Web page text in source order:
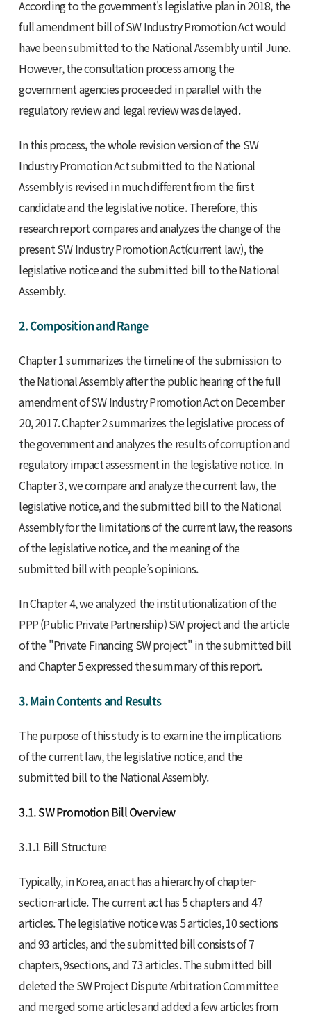
According to the government's legislative plan in 2018, the
full amendment bill of SW Industry Promotion Act would
have been submitted to the National Assembly until June.
However, the consultation process among the
government agencies proceeded in parallel with the
regulatory review and legal review was delayed.
In this process, the whole revision version of the SW
Industry Promotion Act submitted to the National
Assembly is revised in much different from the first
candidate and the legislative notice. Therefore, this
research report compares and analyzes the change of the
present SW Industry Promotion Act(current law), the
legislative notice and the submitted bill to the National
Assembly.
2. Composition and Range
Chapter 1 summarizes the timeline of the submission to
the National Assembly after the public hearing of the full
amendment of SW Industry Promotion Act on December
20, 2017. Chapter 2 summarizes the legislative process of
the government and analyzes the results of corruption and
regulatory impact assessment in the legislative notice. In
Chapter 3, we compare and analyze the current law, the
legislative notice, and the submitted bill to the National
Assembly for the limitations of the current law, the reasons
of the legislative notice, and the meaning of the
submitted bill with people’s opinions.
In Chapter 4, we analyzed the institutionalization of the
PPP (Public Private Partnership) SW project and the article
of the "Private Financing SW project" in the submitted bill
and Chapter 5 expressed the summary of this report.
3. Main Contents and Results
The purpose of this study is to examine the implications
of the current law, the legislative notice, and the
submitted bill to the National Assembly.
3.1. SW Promotion Bill Overview
3.1.1 Bill Structure
Typically, in Korea, an act has a hierarchy of chapter-
section-article. The current act has 5 chapters and 47
articles. The legislative notice was 5 articles, 10 sections
and 93 articles, and the submitted bill consists of 7
chapters, 9sections, and 73 articles. The submitted bill
deleted the SW Project Dispute Arbitration Committee
and merged some articles and added a few articles from